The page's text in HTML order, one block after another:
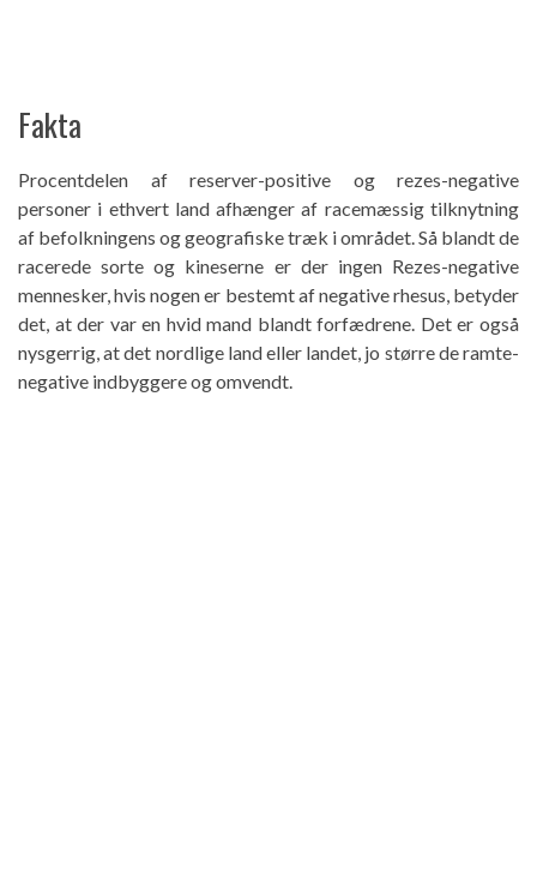
Fakta
Procentdelen af ​​reserver-positive og rezes-negative
personer i ethvert land afhænger af racemæssig tilknytning
af befolkningens og geografiske træk i området. Så blandt de
racerede sorte og kineserne er der ingen Rezes-negative
mennesker, hvis nogen er bestemt af negative rhesus, betyder
det, at der var en hvid mand blandt forfædrene. Det er også
nysgerrig, at det nordlige land eller landet, jo større de ramte-
negative indbyggere og omvendt.